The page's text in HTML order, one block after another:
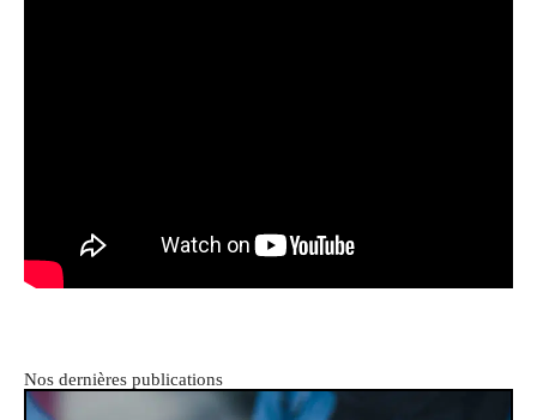
Nos dernières publications